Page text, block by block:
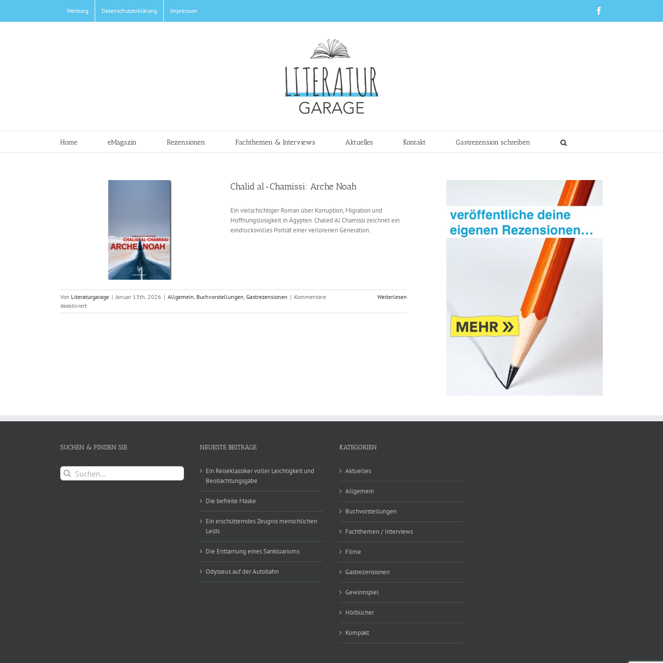
springen
Werbung Datenschutzerklärung Impressum
Home eMagazin Rezensionen Fachthemen & Interviews Aktuelles Kontakt Gastrezension schreiben
Chalid al-Chamissi: Arche Noah
Ein vielschichtiger Roman über Korruption, Migration und
Hoffnungslosigkeit in Ägypten. Chaled Al Chamissi zeichnet ein
eindrucksvolles Porträt einer verlorenen Generation.
Von Literaturgarage | Januar 13th, 2026 | Allgemein, Buchvorstellungen, Gastrezensionen | Kommentare
deaktiviertfür
Chalid
Weiterlesen
SUCHEN & FINDEN SIE
Suche
nach:
NEUESTE BEITRÄGE
Ein Reiseklassiker voller Leichtigkeit und
Beobachtungsgabe
Die befreite Maske
Ein erschütterndes Zeugnis menschlichen
Leids
Die Enttarnung eines Sanktuariums
Odysseus auf der Autobahn
KATEGORIEN
Aktuelles
Allgemein
Buchvorstellungen
Fachthemen / Interviews
Filme
Gastrezensionen
Gewinnspiel
Hörbücher
Kompakt